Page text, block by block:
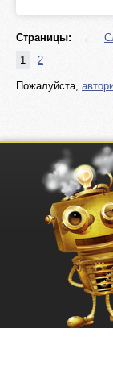
Страницы: ←
1
2
Пожалуйста,